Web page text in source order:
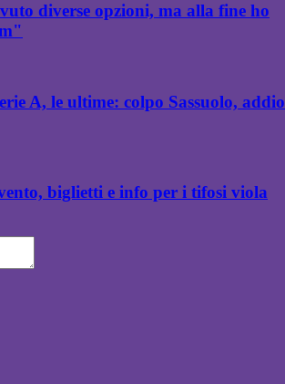
diverse opzioni, ma alla fine ho
A, le ultime: colpo Sassuolo, addio
biglietti e info per i tifosi viola